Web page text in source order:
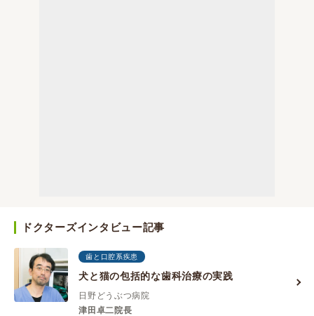
ドクターズインタビュー記事
歯と口腔系疾患
犬と猫の包括的な歯科治療の実践
日野どうぶつ病院
津田卓二院長